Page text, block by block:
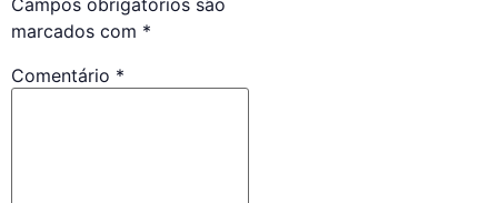
Campos obrigatórios são
marcados com *
Comentário *